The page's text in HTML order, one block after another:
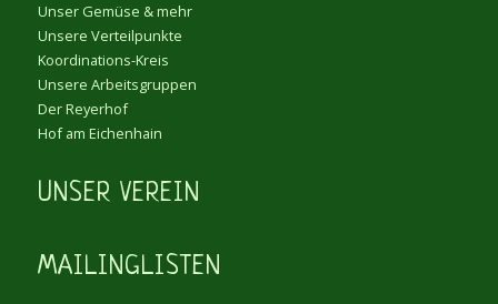
Unser Gemüse & mehr
Unsere Verteilpunkte
Koordinations-Kreis
Unsere Arbeitsgruppen
Der Reyerhof
Hof am Eichenhain
UNSER VEREIN
MAILINGLISTEN